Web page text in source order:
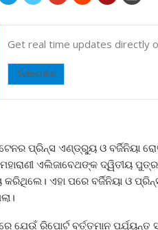
Get real time updates directly
Subscribe
ପ୍ରିନ୍ସ ଏଣ୍ଡ୍ର୍ୟୁ ଓ ବର୍ଜିନିୟା
ଏଲିଜାବେଥଙ୍କ ଦ୍ୱିତୀୟ
କରିଥିଲେ। ଏହା ପରେ ବର୍ଜିନିୟା ଓ
ରିପୋର୍ଟ ବର୍ତ୍ତମାନ ପର୍ଯ୍ୟନ୍ତ